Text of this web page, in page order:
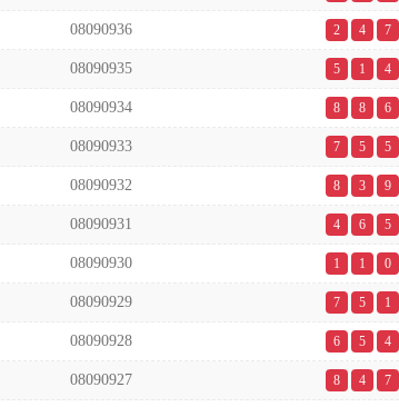
08090936 2 4 7
08090935 5 1 4
08090934 8 8 6
08090933 7 5 5
08090932 8 3 9
08090931 4 6 5
08090930 1 1 0
08090929 7 5 1
08090928 6 5 4
08090927 8 4 7